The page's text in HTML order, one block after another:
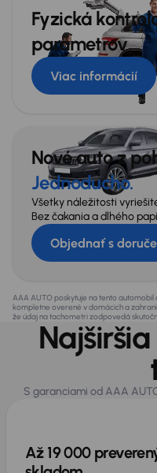
Fyzická
parametrov
Viac informácií
Nové auto z
Jednoducho.
Všetky náležitosti
Bez čakania a dlhého
Objednať s
AAA AUTO poskytuje na tento
kompletne overené v domácich a
že údaj na tachometri zodpovedá
S garanciami od AAA
Až 19 000